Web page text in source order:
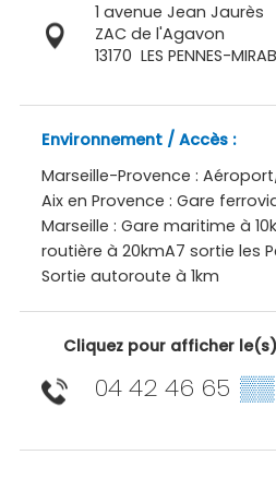
1 avenue Jean Jaurès
ZAC de l'Agavon
13170 LES PENNES-
Environnement / Accès :
Marseille-Provence :
Aix en Provence : Gare
Marseille : Gare maritime à
routière à 20kmA7 sortie les
Sortie autoroute à 1km
Cliquez pour afficher
04 42 46 65 ▒▒